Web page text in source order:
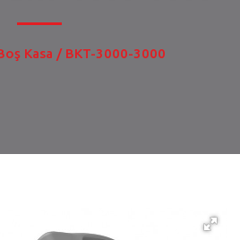
Kasa / BKT-3000-3000